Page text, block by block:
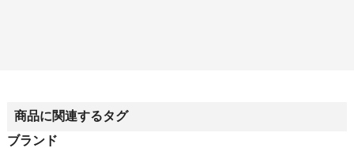
商品に関連するタグ
ブランド